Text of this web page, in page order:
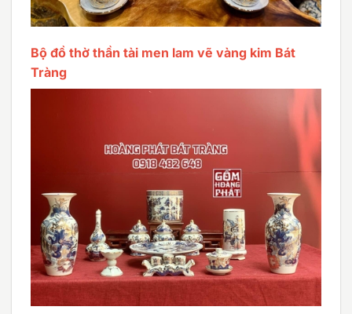
Bộ đồ thờ thần tài men lam vẽ vàng kim Bát
Tràng